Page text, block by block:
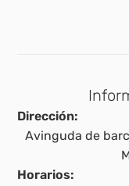
Dirección:
Avinguda de
Horarios: